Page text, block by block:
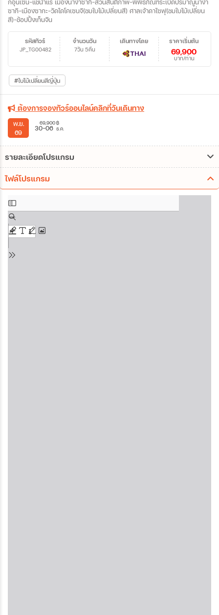
กอุนเซ็น-แช่น้ำแร่ เมืองนางาซากิ-สวนสันติภาพ-พิพิธภัณฑ์ระเบิดปรมาณูนางา
ซากิ-เมืองซากะ-วัดไดโคเซนจิ(ชมใบไม้เปลี่ยนสี) ศาลเจ้าดาไซฟุ(ชมใบไม้เปลี่ยน
สี)-ช้อปปิ้งเท็นจิน
รหัสทัวร์
JP_TG00482
จำนวนวัน
7วัน 5คืน
ราคาเริ่มต้น
69,900
บาท/ท่าน
เดินทางโดย
#ใบไม้เปลี่ยนสีญี่ปุ่น
ต้องการจองทัวร์ออนไลน์คลิกที่วันเดินทาง
พ.ย.
69
69,900฿
30-06 ธ.ค.
รายละเอียดโปรแกรม
ไฟล์โปรแกรม